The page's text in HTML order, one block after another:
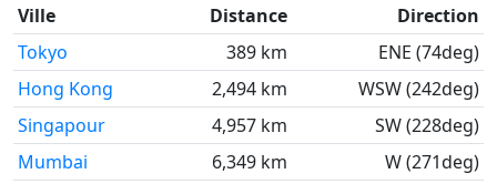
Ville Distance
Direction
Tokyo
389 km
ENE (74deg)
Hong Kong
2,494 km
WSW (242deg)
Singapour
4,957 km
SW (228deg)
Mumbai
6,349 km
W (271deg)